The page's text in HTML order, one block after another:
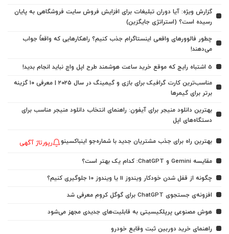
گزارش ویژه: آیا دوران تبلیغات برای افزایش فروش سایت فروشگاهی به پایان
رسیده است؟ (استراتژی جایگزین)
چطور فالوورهای واقعی اینستاگرام جذب کنیم؟ راهکارهایی که واقعاً جواب
می‌دهند!
5 اشتباه رایج که موقع خرید ساعت هوشمند طرح اپل واچ نباید انجام بدید!
مناسب‌ترین کارت گرافیک برای بازی و گیمینگ در سال ۲۰۲۵ | معرفی ۱۰ گزینه
برتر برای گیمرها
بهترین دانلود منیجر برای آیفون: راهنمای انتخاب دانلود منیجر مناسب برای
دستگاه‌های اپل
بهترین راه برای جذب مشتریان جدید با شماره‌جو اینباکسینو رپورتاژ آگهی
مقایسه Gemini و ChatGPT: کدام یک بهتر است؟
چگونه از قفل شدن خودکار ویندوز 11 یا ویندوز 10 جلوگیری کنیم؟
افزونه‌ی جستجوی ChatGPT برای گوگل کروم معرفی شد
هوش مصنوعی پرپلکیسیتی به قابلیت‌های جدیدی مجهز می‌شود
راهنمای خرید دوربین ثبت وقایع خودرو